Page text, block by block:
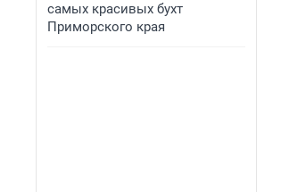
самых красивых бухт
Приморского края